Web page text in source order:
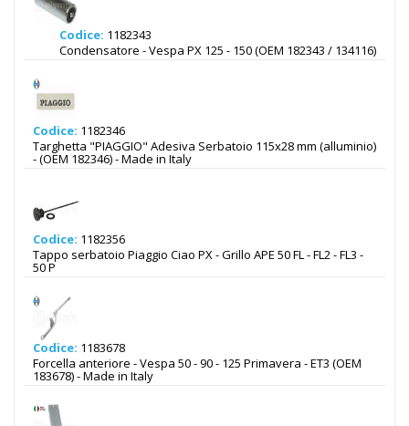
Codice: 1182343
Condensatore - Vespa PX 125 - 150 (OEM 182343 / 134116)
Codice: 1182346
Targhetta "PIAGGIO" Adesiva Serbatoio 115x28 mm (alluminio)
- (OEM 182346) - Made in Italy
Codice: 1182356
Tappo serbatoio Piaggio Ciao PX - Grillo APE 50 FL - FL2 - FL3 -
50 P
Codice: 1183678
Forcella anteriore - Vespa 50 - 90 - 125 Primavera - ET3 (OEM
183678) - Made in Italy